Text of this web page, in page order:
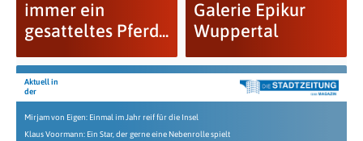
immer ein
gesatteltes Pferd...
Galerie Epikur
Wuppertal
Aktuell in
der
Mirjam von Eigen: Einmal im Jahr reif für die Insel
Klaus Voormann: Ein Star, der gerne eine Nebenrolle spielt